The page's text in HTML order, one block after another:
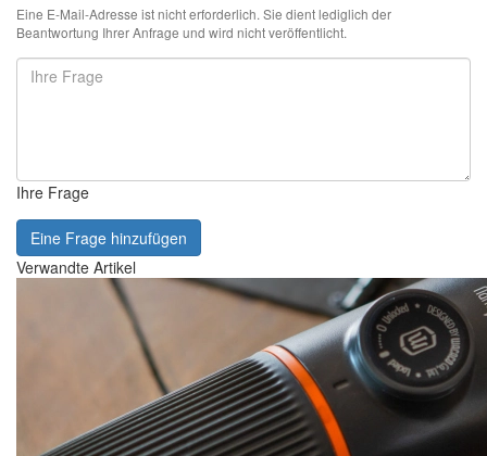
Eine E-Mail-Adresse ist nicht erforderlich. Sie dient lediglich der
Beantwortung Ihrer Anfrage und wird nicht veröffentlicht.
Ihre Frage
Eine Frage hinzufügen
Verwandte Artikel